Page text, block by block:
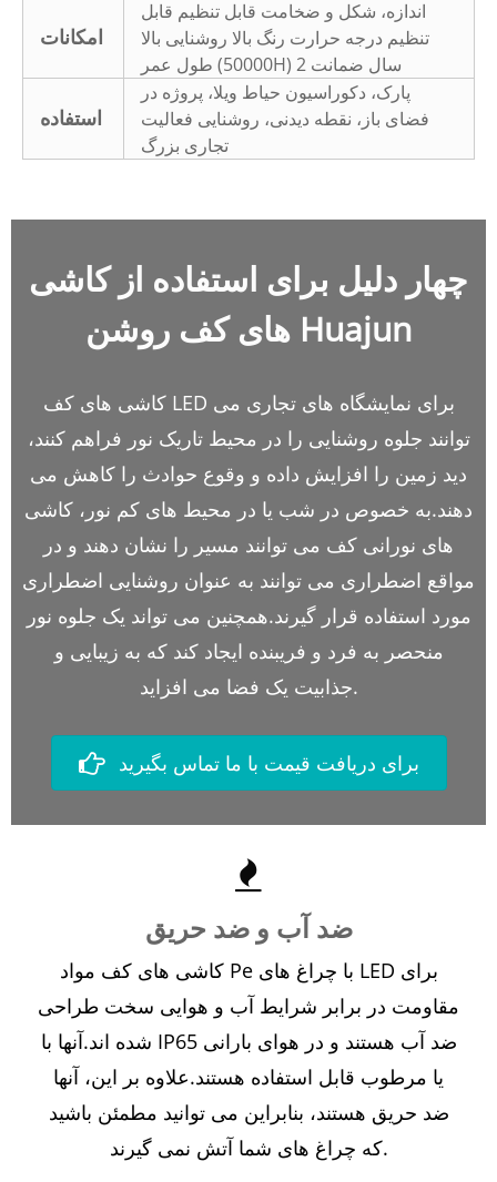
امکانات
اندازه، شکل و ضخامت قابل تنظیم قابل
تنظیم درجه حرارت رنگ بالا روشنایی بالا
طول عمر (50000H) 2 سال ضمانت
استفاده
پارک، دکوراسیون حیاط ویلا، پروژه در
فضای باز، نقطه دیدنی، روشنایی فعالیت
تجاری بزرگ
چهار دلیل برای استفاده از کاشی
های کف روشن Huajun
کاشی های کف LED برای نمایشگاه های تجاری می
توانند جلوه روشنایی را در محیط تاریک نور فراهم کنند،
دید زمین را افزایش داده و وقوع حوادث را کاهش می
دهند.به خصوص در شب یا در محیط های کم نور، کاشی
های نورانی کف می توانند مسیر را نشان دهند و در
مواقع اضطراری می توانند به عنوان روشنایی اضطراری
مورد استفاده قرار گیرند.همچنین می تواند یک جلوه نور
منحصر به فرد و فریبنده ایجاد کند که به زیبایی و
جذابیت یک فضا می افزاید.
برای دریافت قیمت با ما تماس بگیرید
ضد آب و ضد حریق
کاشی های کف مواد Pe با چراغ های LED برای
مقاومت در برابر شرایط آب و هوایی سخت طراحی
شده اند.آنها با IP65 ضد آب هستند و در هوای بارانی
یا مرطوب قابل استفاده هستند.علاوه بر این، آنها
ضد حریق هستند، بنابراین می توانید مطمئن باشید
که چراغ های شما آتش نمی گیرند.